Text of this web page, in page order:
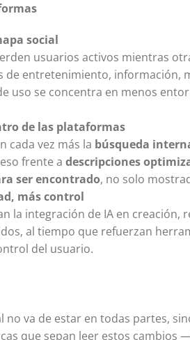
social
usuarios activos mientras
de entretenimiento, información,
uso se concentra en menos
de las plataformas
cada vez más la búsqueda
frente a descripciones
ser encontrado, no solo
más control
la integración de IA en creación,
al tiempo que refuerzan
del usuario.
no va de estar en todas partes,
que sepan leer estos cambios